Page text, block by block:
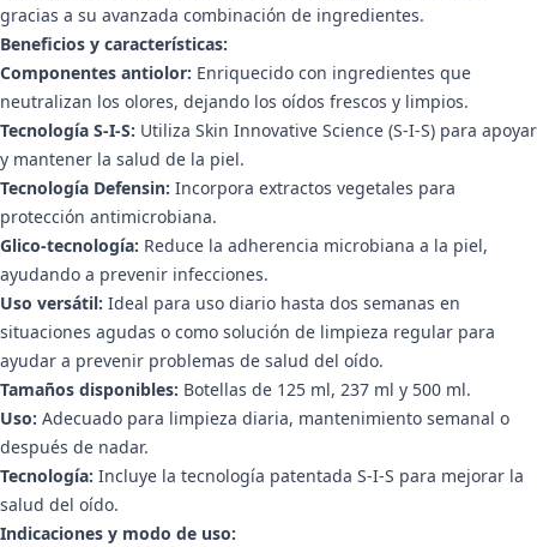
gracias a su avanzada combinación de ingredientes.
Beneficios y características:
Componentes antiolor: Enriquecido con ingredientes que
neutralizan los olores, dejando los oídos frescos y limpios.
Tecnología S-I-S: Utiliza Skin Innovative Science (S-I-S) para apoyar
y mantener la salud de la piel.
Tecnología Defensin: Incorpora extractos vegetales para
protección antimicrobiana.
Glico-tecnología: Reduce la adherencia microbiana a la piel,
ayudando a prevenir infecciones.
Uso versátil: Ideal para uso diario hasta dos semanas en
situaciones agudas o como solución de limpieza regular para
ayudar a prevenir problemas de salud del oído.
Tamaños disponibles: Botellas de 125 ml, 237 ml y 500 ml.
Uso: Adecuado para limpieza diaria, mantenimiento semanal o
después de nadar.
Tecnología: Incluye la tecnología patentada S-I-S para mejorar la
salud del oído.
Indicaciones y modo de uso: